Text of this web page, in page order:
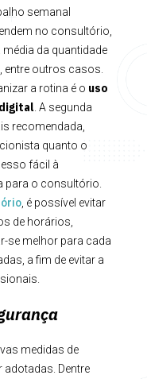
semanal
no consultório,
da quantidade
entre outros casos.
a rotina é o uso
. A segunda
recomendada,
quanto o
fácil à
para o consultório.
, é possível evitar
de horários,
se melhor para cada
a fim de evitar a
medidas de
adotadas. Dentre